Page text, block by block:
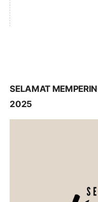
SELAMAT
2025